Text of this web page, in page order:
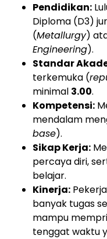
Pendidikan:
Diploma (D3)
(Metallurgy)
Engineering).
Standar
terkemuka (
minimal 3.00.
Kompetensi:
mendalam
base).
Sikap Kerja:
percaya diri,
belajar.
Kinerja:
banyak tugas
mampu
tenggat waktu